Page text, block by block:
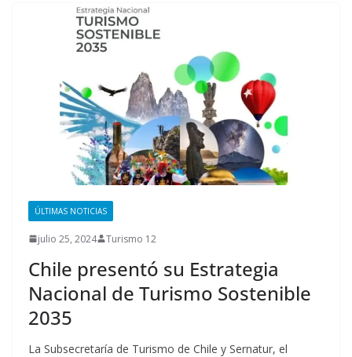
ÚLTIMAS NOTICIAS
julio 25, 2024 Turismo 12
Chile presentó su Estrategia
Nacional de Turismo Sostenible
2035
La Subsecretaría de Turismo de Chile y Sernatur, el